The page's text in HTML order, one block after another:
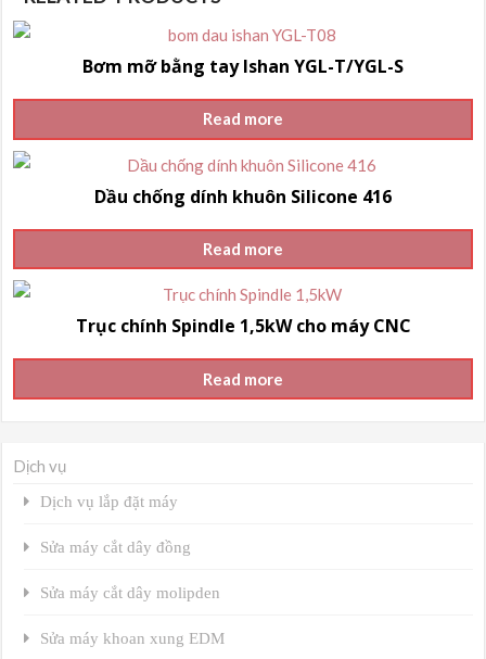
Bơm mỡ bằng tay Ishan YGL-T/YGL-S
Read more
Dầu chống dính khuôn Silicone 416
Read more
Trục chính Spindle 1,5kW cho máy CNC
Read more
Dịch vụ
Dịch vụ lắp đặt máy
Sửa máy cắt dây đồng
Sửa máy cắt dây molipden
Sửa máy khoan xung EDM